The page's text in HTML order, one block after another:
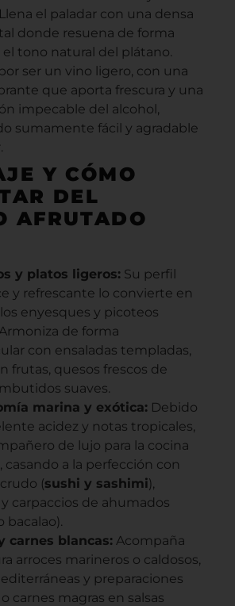
el paladar con una densa
donde resuena de forma
tono natural del plátano.
ser un vino ligero, con una
que aporta frescura y una
impecable del alcohol,
sumamente fácil y agradable
Y CÓMO
DEL
AFRUTADO
y platos ligeros: Su perfil
y refrescante lo convierte en
enyesques y picoteos
de forma
con ensaladas templadas,
frutas, quesos frescos de
suaves.
marina y exótica: Debido
acidez y notas tropicales,
de lujo para la cocina
casando a la perfección con
(sushi y sashimi),
carpaccios de ahumados
bacalao).
carnes blancas: Acompaña
arroces marineros o caldosos,
y preparaciones
carnes magras en salsas